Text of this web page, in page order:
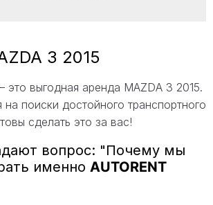
3 2015
это выгодная аренда MAZDA 3 2015.
на поиски достойного транспортного
сделать это за вас!
вопрос: "Почему мы
именно AUTORENT